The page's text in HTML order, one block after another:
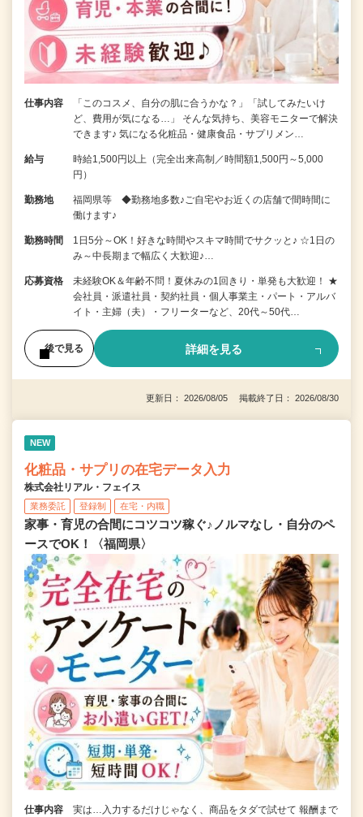
仕事内容
「このコスメ、自分の肌に合うかな？」「試してみたいけ
ど、費用が気になる…」 そんな気持ち、美容モニターで解決
できます♪ 気になる化粧品・健康食品・サプリメン…
給与
時給1,500円以上（完全出来高制／時間額1,500円～5,000
円）
勤務地
福岡県等 ◆勤務地多数♪ご自宅やお近くの店舗で間時間に
働けます♪
勤務時間
1日5分～OK！好きな時間やスキマ時間でサクッと♪ ☆1日の
み～中長期まで幅広く大歓迎♪…
応募資格
未経験OK＆年齢不問！夏休みの1回きり・単発も大歓迎！ ★
会社員・派遣社員・契約社員・個人事業主・パート・アルバ
イト・主婦（夫）・フリーターなど、20代～50代…
後で見る 詳細を見る
更新日： 2026/08/05 掲載終了日： 2026/08/30
NEW
化粧品・サプリの在宅データ入力
株式会社リアル・フェイス
業務委託 登録制 在宅・内職
家事・育児の合間にコツコツ稼ぐ♪ノルマなし・自分のペ
ースでOK！〈福岡県〉
仕事内容
実は…入力するだけじゃなく、商品をタダで試せて 報酬まで